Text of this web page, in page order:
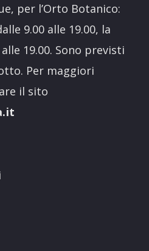
per l’Orto Botanico:
9.00 alle 19.00, la
19.00. Sono previsti
Per maggiori
il sito